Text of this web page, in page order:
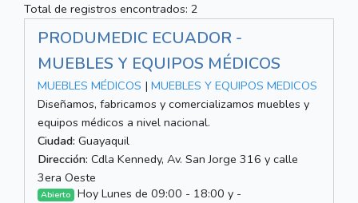
Total de registros encontrados: 2
PRODUMEDIC ECUADOR -
MUEBLES Y EQUIPOS MÉDICOS
MUEBLES MÉDICOS | MUEBLES Y EQUIPOS MEDICOS
Diseñamos, fabricamos y comercializamos muebles y
equipos médicos a nivel nacional.
Ciudad: Guayaquil
Dirección: Cdla Kennedy, Av. San Jorge 316 y calle
3era Oeste
Abierto Hoy Lunes de 09:00 - 18:00 y -